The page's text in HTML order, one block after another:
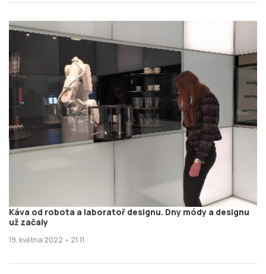
Káva od robota a laboratoř designu. Dny módy a designu
už začaly
19. května 2022 • 21:11